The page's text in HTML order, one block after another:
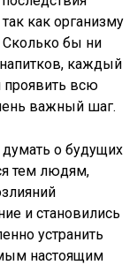
как организму
Сколько бы ни
каждый
проявить всю
важный шаг.
о будущих
тем людям,
и становились
устранить
настоящим